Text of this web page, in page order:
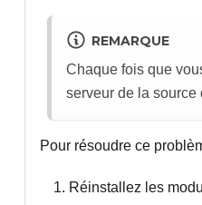
REMARQUE
Chaque fois que
serveur de la source
Pour résoudre ce
Réinstallez les